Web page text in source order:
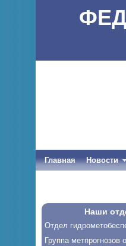
Главная Новости
Наши
Отдел
Группа метпрогнозов